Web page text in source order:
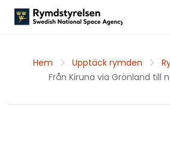
Hem Upptäck rymden
Från Kiruna via Grönland till